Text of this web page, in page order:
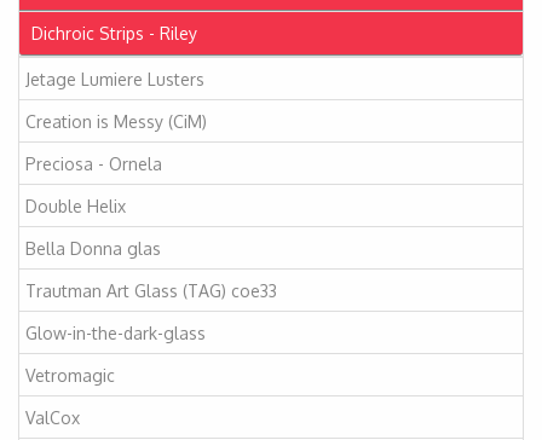
Dichroic Strips - Riley
Jetage Lumiere Lusters
Creation is Messy (CiM)
Preciosa - Ornela
Double Helix
Bella Donna glas
Trautman Art Glass (TAG) coe33
Glow-in-the-dark-glass
Vetromagic
ValCox